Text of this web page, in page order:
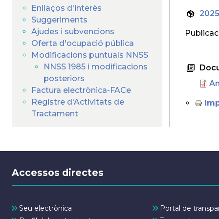
Enllaços d'interès
Suggeriments
Ajudes i subvencions
Oferta d'ocupació pública
Modificacions puntuals NNSS
NNSS 1985 i modificacions
posteriors
Factura electrònica-FACe
Registre d'Activitats de
Tractament
Accessos directes
Seu electrònica
Portal de